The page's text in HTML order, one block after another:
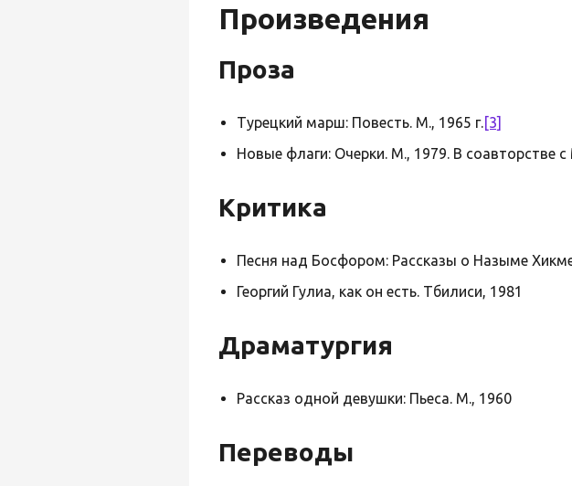
Произведения
Проза
Турецкий марш: Повесть. М., 1965 г.[3]
Новые флаги: Очерки. М., 1979. В соавторстве
Критика
Песня над Босфором: Рассказы о Назыме
Георгий Гулиа, как он есть. Тбилиси, 1981
Драматургия
Рассказ одной девушки: Пьеса. М., 1960
Переводы